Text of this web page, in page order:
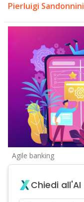
Pierluigi Sandonnini
Agile banking
Chiedi all'AI